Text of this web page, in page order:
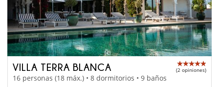
VILLA TERRA BLANCA (2 opiniones)
16 personas (18 máx.) • 8 dormitorios • 9 baños